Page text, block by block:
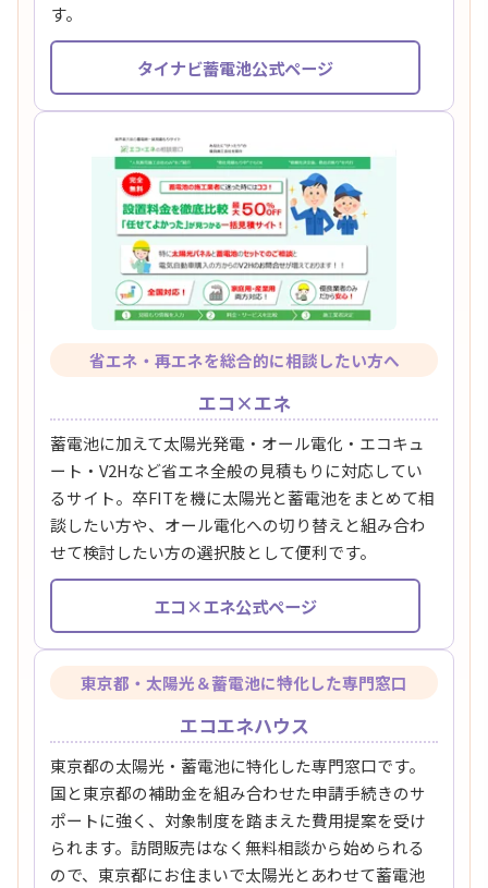
す。
タイナビ蓄電池公式ページ
省エネ・再エネを総合的に相談したい方へ
エコ×エネ
蓄電池に加えて太陽光発電・オール電化・エコキュ
ート・V2Hなど省エネ全般の見積もりに対応してい
るサイト。卒FITを機に太陽光と蓄電池をまとめて相
談したい方や、オール電化への切り替えと組み合わ
せて検討したい方の選択肢として便利です。
エコ×エネ公式ページ
東京都・太陽光＆蓄電池に特化した専門窓口
エコエネハウス
東京都の太陽光・蓄電池に特化した専門窓口です。
国と東京都の補助金を組み合わせた申請手続きのサ
ポートに強く、対象制度を踏まえた費用提案を受け
られます。訪問販売はなく無料相談から始められる
ので、東京都にお住まいで太陽光とあわせて蓄電池